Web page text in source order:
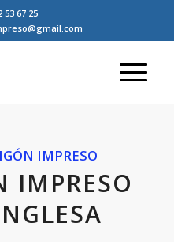
53 67 25
IMPRESO
IMPRESO